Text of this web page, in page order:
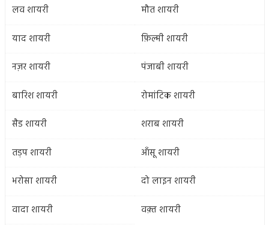
लव शायरी
मौत शायरी
याद शायरी
फ़िल्मी शायरी
नज़र शायरी
पंजाबी शायरी
बारिश शायरी
रोमांटिक शायरी
सैड शायरी
शराब शायरी
तड़प शायरी
आँसू शायरी
भरोसा शायरी
दो लाइन शायरी
वादा शायरी
वक़्त शायरी